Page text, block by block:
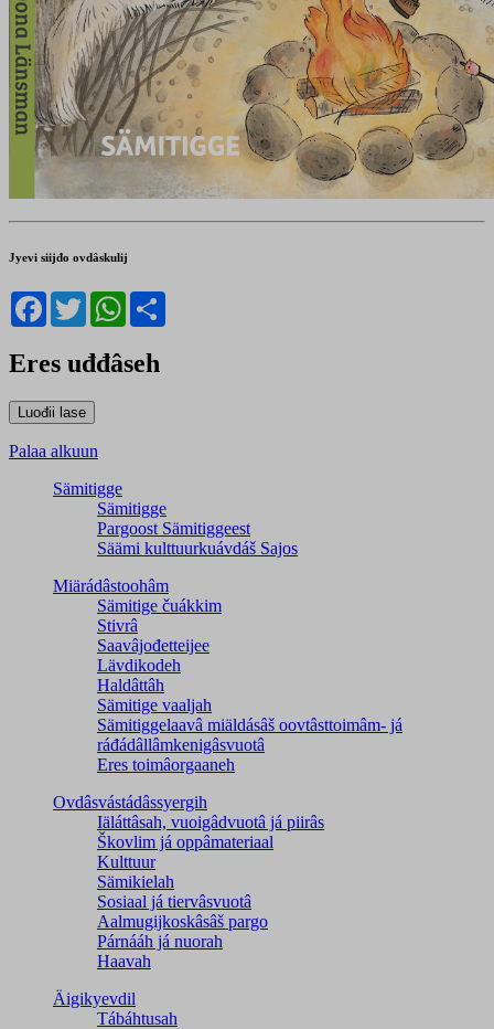
Jyevi siijđo ovdâskulij
Facebook
TwitterWhatsApp
Eres uđđâseh
Palaa alkuun
Sämitigge
Sämitigge
Pargoost Sämitiggeest
Säämi kulttuurkuávdáš Sajos
Miärádâstoohâm
Sämitige čuákkim
Stivrâ
Saavâjođetteijee
Lävdikodeh
Haldâttâh
Sämitige vaaljah
Sämitiggelaavâ miäldásâš oovtâsttoimâm- já
ráđádâllâmkenigâsvuotâ
Eres toimâorgaaneh
Ovdâsvástádâssyergih
Iäláttâsah, vuoigâdvuotâ já piirâs
Škovlim já oppâmateriaal
Kulttuur
Sämikielah
Sosiaal já tiervâsvuotâ
Aalmugijkoskâsâš pargo
Párnááh já nuorah
Haavah
Äigikyevdil
Tábáhtusah